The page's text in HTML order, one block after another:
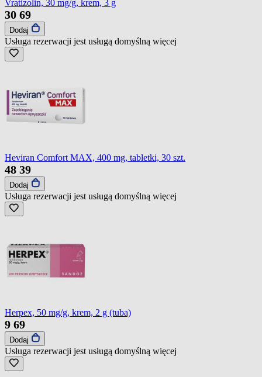
Vratizolin, 30 mg/g, krem, 3 g
30 69
Dodaj
Usługa rezerwacji jest usługą domyślną więcej
Heviran Comfort MAX, 400 mg, tabletki, 30 szt.
48 39
Dodaj
Usługa rezerwacji jest usługą domyślną więcej
Herpex, 50 mg/g, krem, 2 g (tuba)
9 69
Dodaj
Usługa rezerwacji jest usługą domyślną więcej